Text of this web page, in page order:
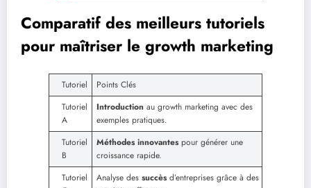
Comparatif des meilleurs tutoriels
pour maîtriser le growth marketing
Tutoriel
Points Clés
Tutoriel
A
Introduction au growth marketing avec des
exemples pratiques.
Tutoriel
B
Méthodes innovantespour générer une
croissance rapide.
Tutoriel
Analyse des succèsd’entreprises grâce à des